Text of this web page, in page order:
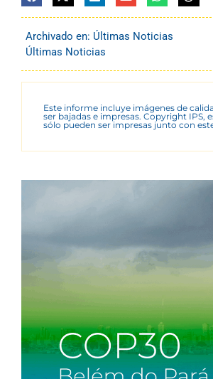
Archivado en: Últimas Noticias
Últimas Noticias
Este informe incluye imágenes de
ser bajadas e impresas. Copyright IPS,
sólo pueden ser impresas junto con